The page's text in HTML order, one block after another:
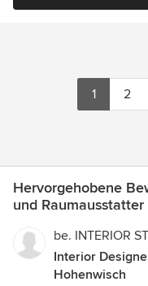
1 2
Hervorgehobene
und
be. INTERIOR
Interior
Hohenwisch